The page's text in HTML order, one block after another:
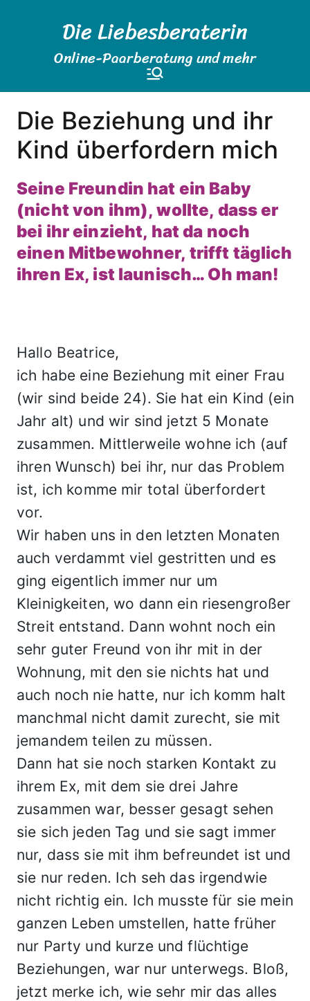
Die Liebesberaterin
Online-Paarberatung und mehr
Die Beziehung und ihr
Kind überfordern mich
Seine Freundin hat ein Baby
(nicht von ihm), wollte, dass er
bei ihr einzieht, hat da noch
einen Mitbewohner, trifft täglich
ihren Ex, ist launisch… Oh man!
Hallo Beatrice,
ich habe eine Beziehung mit einer Frau
(wir sind beide 24). Sie hat ein Kind (ein
Jahr alt) und wir sind jetzt 5 Monate
zusammen. Mittlerweile wohne ich (auf
ihren Wunsch) bei ihr, nur das Problem
ist, ich komme mir total überfordert
vor.
Wir haben uns in den letzten Monaten
auch verdammt viel gestritten und es
ging eigentlich immer nur um
Kleinigkeiten, wo dann ein riesengroßer
Streit entstand. Dann wohnt noch ein
sehr guter Freund von ihr mit in der
Wohnung, mit den sie nichts hat und
auch noch nie hatte, nur ich komm halt
manchmal nicht damit zurecht, sie mit
jemandem teilen zu müssen.
Dann hat sie noch starken Kontakt zu
ihrem Ex, mit dem sie drei Jahre
zusammen war, besser gesagt sehen
sie sich jeden Tag und sie sagt immer
nur, dass sie mit ihm befreundet ist und
sie nur reden. Ich seh das irgendwie
nicht richtig ein. Ich musste für sie mein
ganzen Leben umstellen, hatte früher
nur Party und kurze und flüchtige
Beziehungen, war nur unterwegs. Bloß,
jetzt merke ich, wie sehr mir das alles